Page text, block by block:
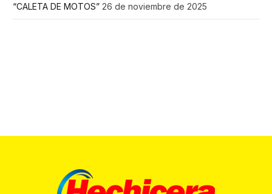
“CALETA DE MOTOS” 26 de noviembre de 2025